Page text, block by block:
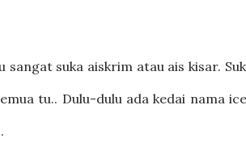
sangat suka aiskrim atau ais kisar.
tu.. Dulu-dulu ada kedai nama